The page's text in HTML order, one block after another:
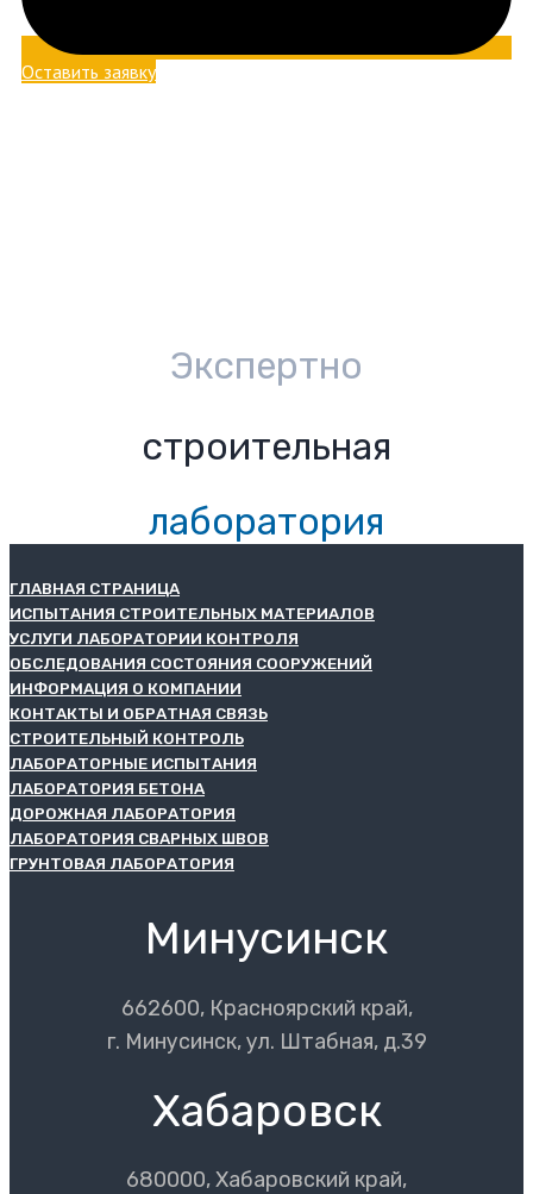
Оставить заявку
Экспертно
строительная
лаборатория
ГЛАВНАЯ СТРАНИЦА
ИСПЫТАНИЯ СТРОИТЕЛЬНЫХ МАТЕРИАЛОВ
УСЛУГИ ЛАБОРАТОРИИ КОНТРОЛЯ
ОБСЛЕДОВАНИЯ СОСТОЯНИЯ СООРУЖЕНИЙ
ИНФОРМАЦИЯ О КОМПАНИИ
КОНТАКТЫ И ОБРАТНАЯ СВЯЗЬ
СТРОИТЕЛЬНЫЙ КОНТРОЛЬ
ЛАБОРАТОРНЫЕ ИСПЫТАНИЯ
ЛАБОРАТОРИЯ БЕТОНА
ДОРОЖНАЯ ЛАБОРАТОРИЯ
ЛАБОРАТОРИЯ СВАРНЫХ ШВОВ
ГРУНТОВАЯ ЛАБОРАТОРИЯ
Минусинск
662600, Красноярский край,
г. Минусинск, ул. Штабная, д.39
Хабаровск
680000, Хабаровский край,